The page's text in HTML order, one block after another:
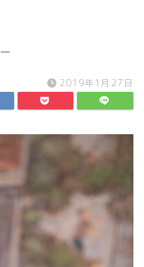
2019年1月27日